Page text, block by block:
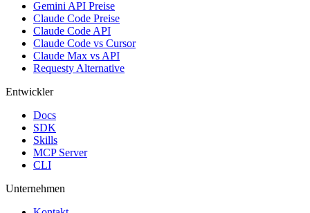
Gemini API Preise
Claude Code Preise
Claude Code API
Claude Code vs Cursor
Claude Max vs API
Requesty Alternative
Entwickler
Docs
SDK
Skills
MCP Server
CLI
Unternehmen